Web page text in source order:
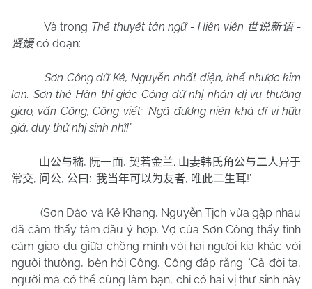
Và trong Thế thuyết tân ngữ - Hiền viên 世说新语-
贤媛 có đoạn:
Sơn Công dữ Kê, Nguyễn nhất diện, khế nhược kim
lan. Sơn thê Hàn thị giác Công dữ nhị nhân dị vu thường
giao, vấn Công, Công viết: ‘Ngã đương niên khả dĩ vi hữu
giả, duy thử nhị sinh nhĩ!’
山公与嵇, 阮一面, 契若金兰. 山妻韩氏角公与二人异于
常交, 问公, 公曰 : ‘我当年可以为友者, 唯此二生耳!’
(Sơn Đào và Kê Khang, Nguyễn Tịch vừa gặp nhau
đã cảm thấy tâm đầu ý hợp. Vợ của Sơn Công thấy tình
cảm giao du giữa chồng mình với hai người kia khác với
người thường, bèn hỏi Công, Công đáp rằng: ‘Cả đời ta,
người mà có thể cùng làm bạn, chỉ có hai vị thư sinh này